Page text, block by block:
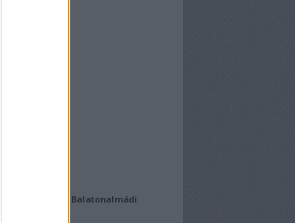
Templom, Balatonalmádi